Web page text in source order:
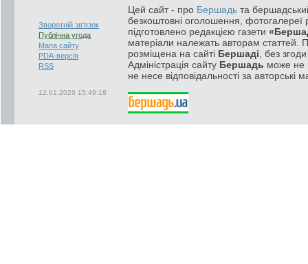
Зворотній зв'язок
Публічна угода
Мапа сайту
PDA-версія
RSS
12.01.2026 15:49:18
Цей сайт - про Бершадь та
безкоштовні оголошення, фотогалереї
підготовлено редакцією газети
матеріали належать авторам статтей.
розміщена на сайті Бершаді , без
Адміністрація сайту Бершадь може не
не несе відповідальності за авторські